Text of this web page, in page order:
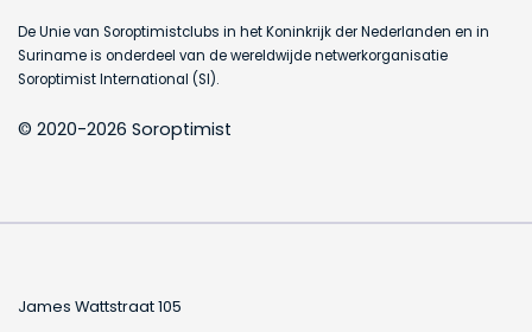
De Unie van Soroptimistclubs in het Koninkrijk der Nederlanden en in
Suriname is onderdeel van de wereldwijde netwerkorganisatie
Soroptimist International (SI).
© 2020-2026 Soroptimist
James Wattstraat 105